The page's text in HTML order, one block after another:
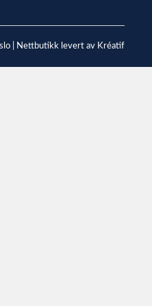
| Nettbutikk levert av Kréatif